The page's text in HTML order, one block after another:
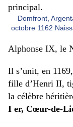
principal.
Domfront,
octobre 1162
Alphonse IX, le
Il s’unit, en
fille d’Henri II,
la célèbre
I er, Cœur-de-